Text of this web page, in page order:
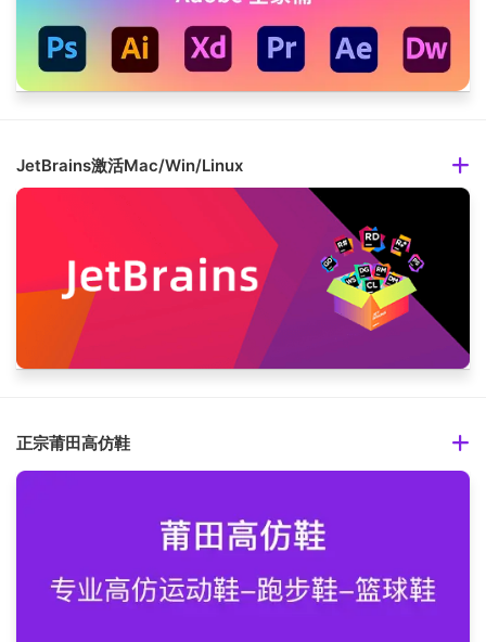
JetBrains激活Mac/Win/Linux
正宗莆田高仿鞋